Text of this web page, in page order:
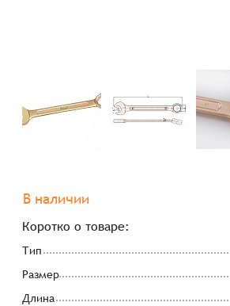
В наличии
Коротко о товаре:
Тип
Размер
Длина